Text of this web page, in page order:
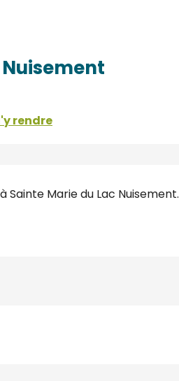
rendre
Sainte Marie du Lac Nuisement.